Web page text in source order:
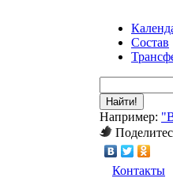
Состав
Найти!
Например:
Контакты